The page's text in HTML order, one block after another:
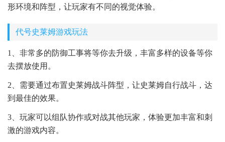
形环境和阵型，让玩家有不同的视觉体验。
代号史莱姆游戏玩法
1、非常多的防御工事将等你去升级，丰富多样的设备等你
去摆放使用。
2、需要通过布置史莱姆战斗阵型，让史莱姆自行战斗，达
到最佳的效果。
3、玩家可以组队协作或对战其他玩家，体验更加丰富和刺
激的游戏内容。